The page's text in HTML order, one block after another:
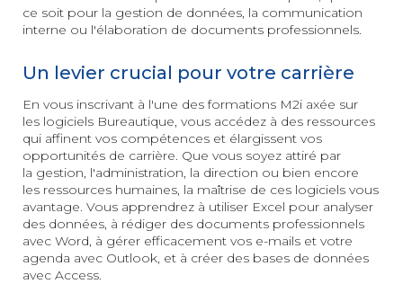
Arts
Graphiques
Vidéo
et animation
de la création
digitale
MANAGEMENT
Posture
managériale
Management
éthique
Gestionnaire
de Paie
INSERTION
&
PÉDAGOGIE
Conseiller
en Insertion
Professionnelle
AUTRE
Secrétaire
Médico-Administratif
ce soit pour la gestion de données, la communication
interne ou l'élaboration de documents professionnels.
Un levier crucial pour votre carrière
En vous inscrivant à l'une des formations M2i axée sur
les logiciels Bureautique, vous accédez à des ressources
qui affinent vos compétences et élargissent vos
opportunités de carrière. Que vous soyez attiré par
la gestion, l'administration, la direction ou bien encore
les ressources humaines, la maîtrise de ces logiciels vous
avantage. Vous apprendrez à utiliser Excel pour analyser
des données, à rédiger des documents professionnels
avec Word, à gérer efficacement vos e-mails et votre
agenda avec Outlook, et à créer des bases de données
avec Access.